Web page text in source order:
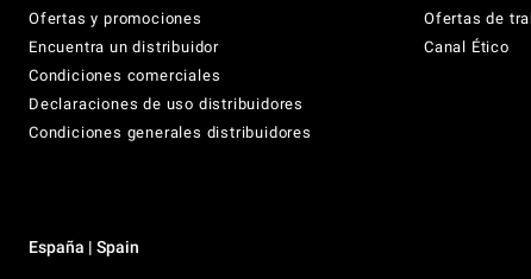
Ofertas y promociones
Encuentra un distribuidor
Condiciones comerciales
Declaraciones de uso distribuidores
Condiciones generales distribuidores
Ofertas de
Canal Ético
España | Spain